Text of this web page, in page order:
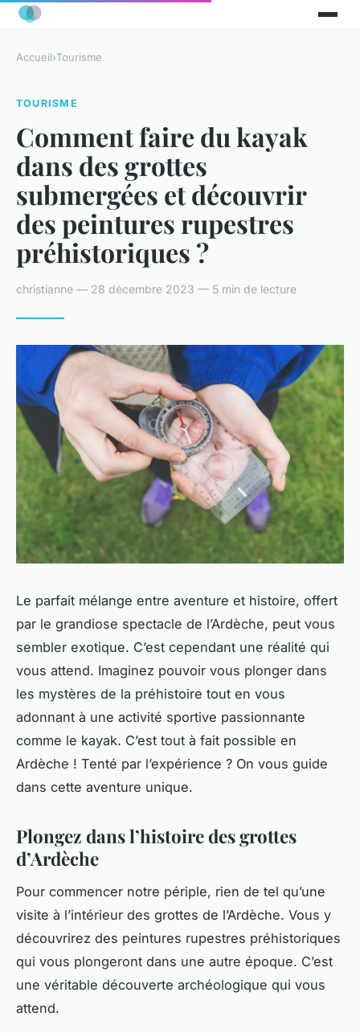
Accueil›Tourisme
TOURISME
Comment faire du kayak
dans des grottes
submergées et découvrir
des peintures rupestres
préhistoriques ?
christianne — 28 décembre 2023 — 5 min de lecture
Le parfait mélange entre aventure et histoire, offert
par le grandiose spectacle de l’Ardèche, peut vous
sembler exotique. C’est cependant une réalité qui
vous attend. Imaginez pouvoir vous plonger dans
les mystères de la préhistoire tout en vous
adonnant à une activité sportive passionnante
comme le kayak. C’est tout à fait possible en
Ardèche ! Tenté par l’expérience ? On vous guide
dans cette aventure unique.
Plongez dans l’histoire des grottes
d’Ardèche
Pour commencer notre périple, rien de tel qu’une
visite à l’intérieur des grottes de l’Ardèche. Vous y
découvrirez des peintures rupestres préhistoriques
qui vous plongeront dans une autre époque. C’est
une véritable découverte archéologique qui vous
attend.